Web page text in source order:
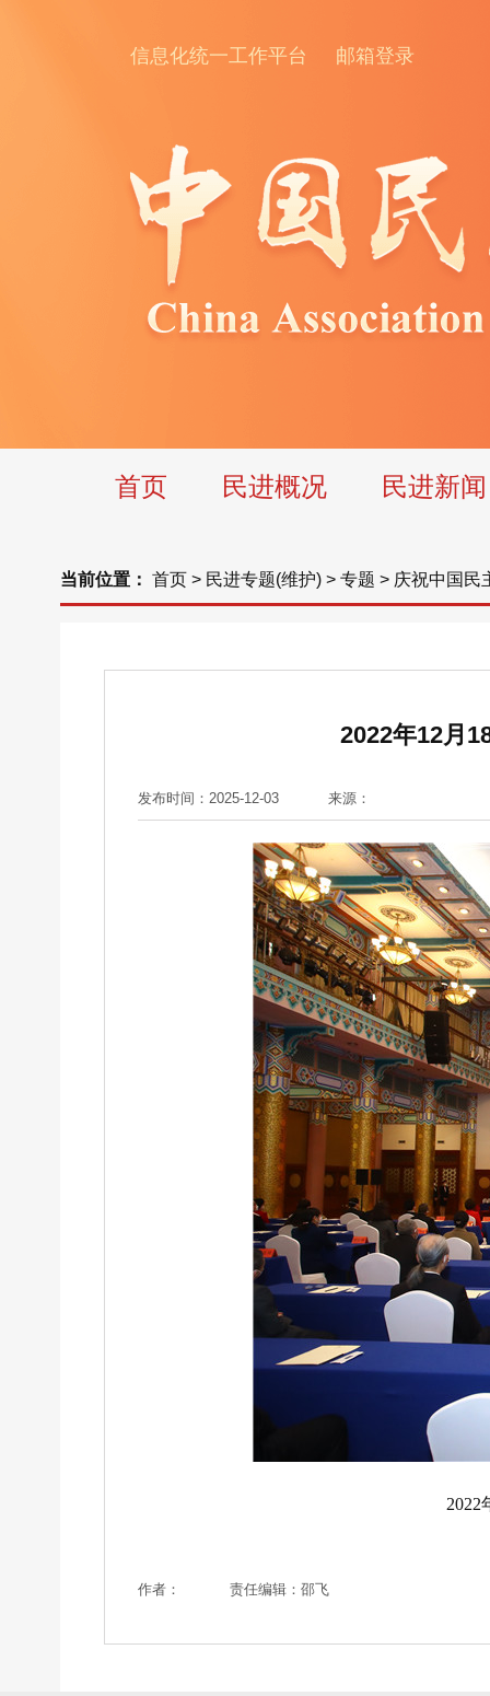
信息化统一工作平台 邮箱登录
首页 民进概况 民进新闻
当前位置： 首页 > 民进专题(维护) > 专题 > 庆祝中国民
2022年12月
发布时间：2025-12-03 来源：
2022
作者： 责任编辑：邵飞